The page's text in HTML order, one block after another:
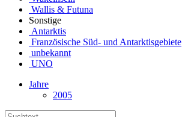
Wallis & Futuna
Sonstige
Antarktis
Französische Süd- und Antarktisgebiete
unbekannt
UNO
Jahre
2005